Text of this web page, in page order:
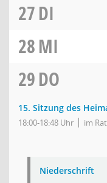
27DI
28MI
29DO
15. Sitzung des
18:00-18:48 Uhr im
Niederschrift